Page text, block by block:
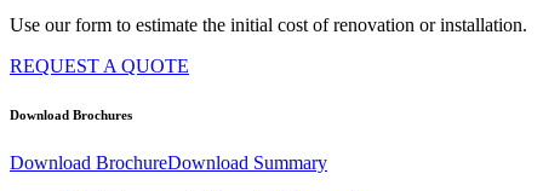
Use our form to estimate the initial cost of renovation or installation.
REQUEST A QUOTE
Download Brochures
Download BrochureDownload Summary